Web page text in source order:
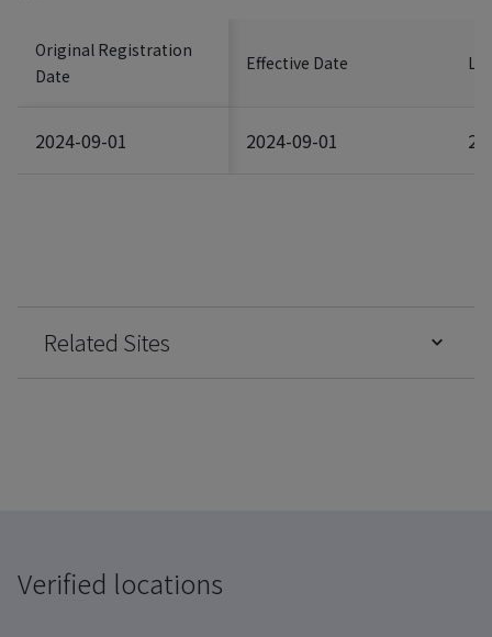
Original Registration
Date
Effective Date
2024-09-01 2024-09-01
Related Sites
Verified locations